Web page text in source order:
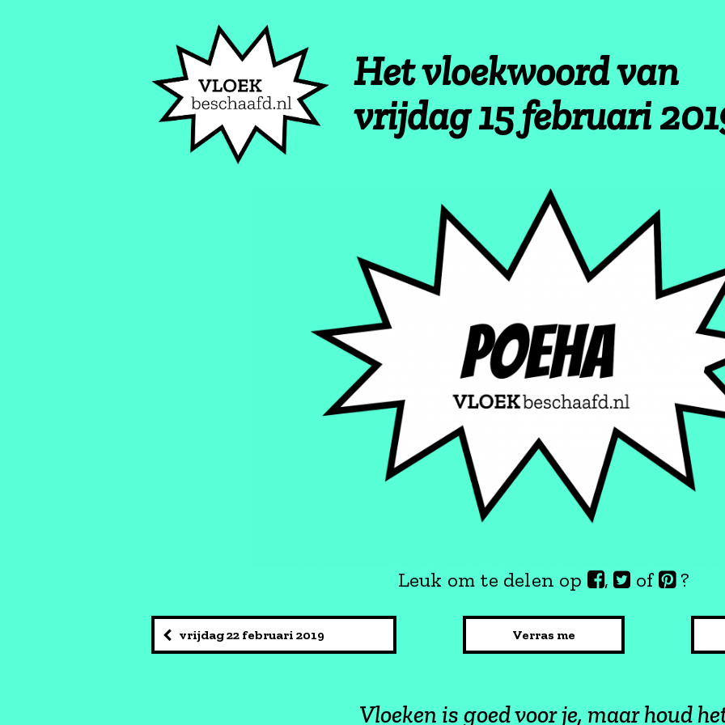
Het vloekwoord van
vrijdag 15 februari
Leuk om te delen op , of ?
vrijdag 22 februari 2019 Verras me
Vloeken is goed voor je, maar houd